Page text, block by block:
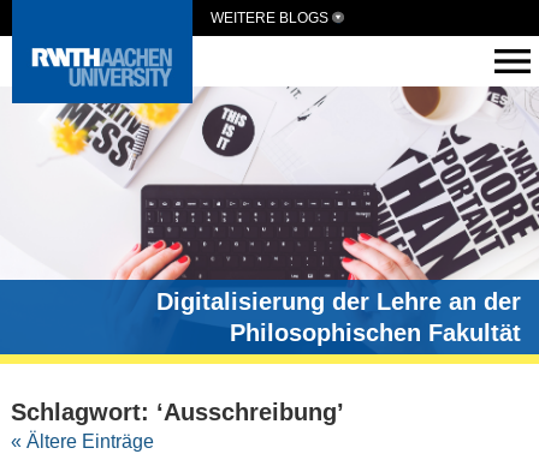
WEITERE BLOGS
Digitalisierung der Lehre an der
Philosophischen Fakultät
Schlagwort: ‘Ausschreibung’
« Ältere Einträge